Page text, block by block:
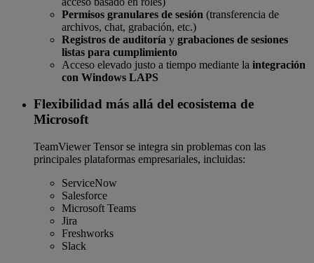
Permisos granulares de sesión (transferencia de
archivos, chat, grabación, etc.)
Registros de auditoría y grabaciones de sesiones
listas para cumplimiento
Acceso elevado justo a tiempo mediante la integración
con Windows LAPS
Flexibilidad más allá del ecosistema de
Microsoft
TeamViewer Tensor se integra sin problemas con las
principales plataformas empresariales, incluidas:
ServiceNow
Salesforce
Microsoft Teams
Jira
Freshworks
Slack